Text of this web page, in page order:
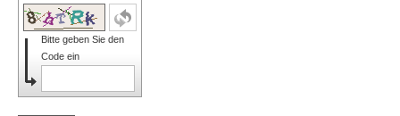
Bitte geben Sie den
Code ein